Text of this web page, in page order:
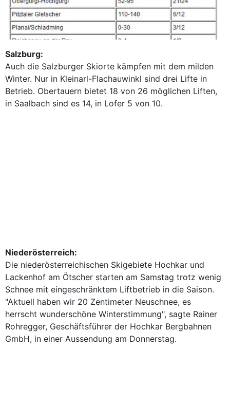
Salzburg:
Auch die Salzburger Skiorte kämpfen mit dem milden
Winter. Nur in Kleinarl-Flachauwinkl sind drei Lifte in
Betrieb. Obertauern bietet 18 von 26 möglichen Liften,
in Saalbach sind es 14, in Lofer 5 von 10.
Niederösterreich:
Die niederösterreichischen Skigebiete Hochkar und
Lackenhof am Ötscher starten am Samstag trotz wenig
Schnee mit eingeschränktem Liftbetrieb in die Saison.
"Aktuell haben wir 20 Zentimeter Neuschnee, es
herrscht wunderschöne Winterstimmung", sagte Rainer
Rohregger, Geschäftsführer der Hochkar Bergbahnen
GmbH, in einer Aussendung am Donnerstag.